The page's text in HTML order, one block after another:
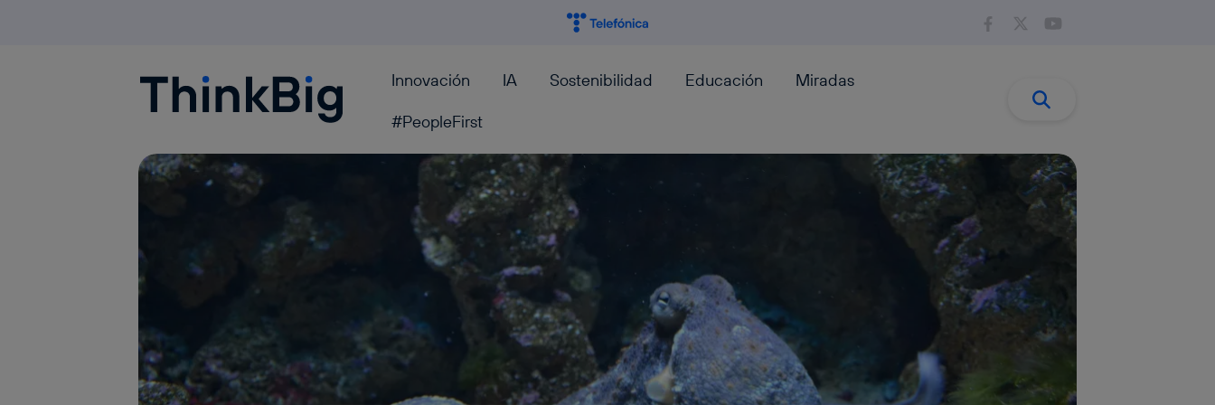
Blogthinkbig.com Innovación IA Sostenibilidad Educación
Miradas
#PeopleFirst
Buscar